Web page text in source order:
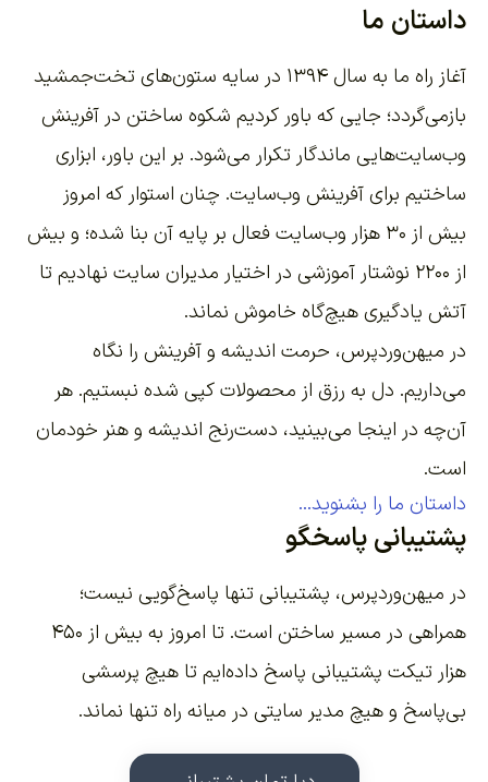
داستان ما
آغاز راه ما به سال ۱۳۹۴ در سایه ستون‌های تخت‌جمشید
بازمی‌گردد؛ جایی که باور کردیم شکوه ساختن در آفرینش
وب‌سایت‌هایی ماندگار تکرار می‌شود. بر این باور، ابزاری
ساختیم برای آفرینش وب‌سایت. چنان استوار که امروز
بیش از ۳۰ هزار وب‌سایت فعال بر پایه آن بنا شده؛ و بیش
از ۲۲۰۰
نوشتار آموزشی در اختیار مدیران سایت نهادیم تا
آتش یادگیری هیچ‌گاه خاموش نماند.
در میهن‌وردپرس، حرمت اندیشه و آفرینش را نگاه
می‌داریم. دل به رزق از محصولات کپی شده نبستیم. هر
آن‌چه در اینجا می‌بینید، دست‌رنج اندیشه و هنر خودمان
است.
داستان ما را بشنوید...
پشتیبانی پاسخگو
در میهن‌وردپرس، پشتیبانی تنها پاسخ‌گویی نیست؛
همراهی در مسیر ساختن است. تا امروز به بیش از ۴۵۰
هزار تیکت پشتیبانی پاسخ داده‌ایم تا هیچ پرسشی
بی‌پاسخ و هیچ مدیر سایتی در میانه راه تنها نماند.